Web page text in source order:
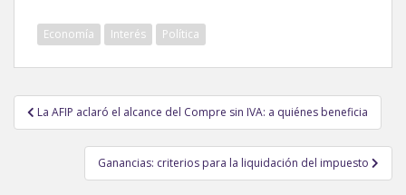
Economía Interés Política
Navegación
de
entradas
La AFIP aclaró el alcance del Compre sin IVA: a quiénes beneficia
Ganancias: criterios para la liquidación del impuesto